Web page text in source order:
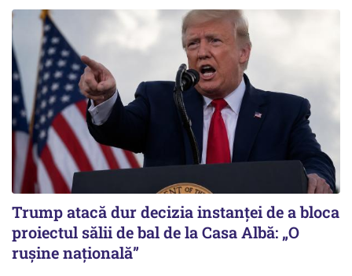
Trump atacă dur decizia instanţei de a bloca
proiectul sălii de bal de la Casa Albă: „O
ruşine naţională”